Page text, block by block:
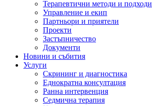
Терапевтични методи и подходи
Управление и екип
Партньори и приятели
Проекти
Застъпничество
Документи
Новини и събития
Услуги
Скрининг и диагностика
Еднократна консултация
Ранна интервенция
Седмична терапия